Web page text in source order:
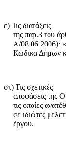
ε) Τις διατάξεις
της παρ.3 του
Α/08.06.2006):
Κώδικα Δήμων
στ) Τις σχετικές
αποφάσεις της
τις οποίες
σε ιδιώτες
έργου.